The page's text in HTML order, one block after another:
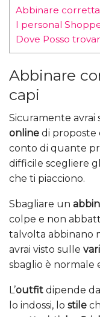
Abbinare
I personal
Dove Posso
Abbinare
capi
Sicuramente
online di proposte
conto di quante
difficile scegliere
che ti piacciono.
Sbagliare un
colpe e non
talvolta abbinano
avrai visto sulle
sbaglio è normale
L’outfit dipende
lo indossi, lo stile